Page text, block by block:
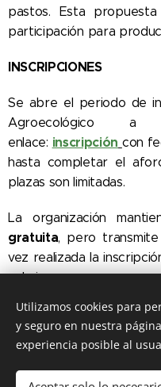
pastos. Esta
participación para
INSCRIPCIONES
Se abre el periodo de
Agroecológico
enlace: inscripción con
hasta completar el
plazas son limitadas.
La organización
gratuita, pero
vez realizada la
cubrir.
© 2021 Fundación
Utilizamos cookies para
y seguro en nuestra
experiencia posible al